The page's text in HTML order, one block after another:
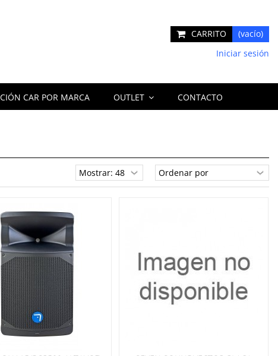
CARRITO
(vacío)
Iniciar sesión
CAR POR MARCA OUTLET CONTACTO